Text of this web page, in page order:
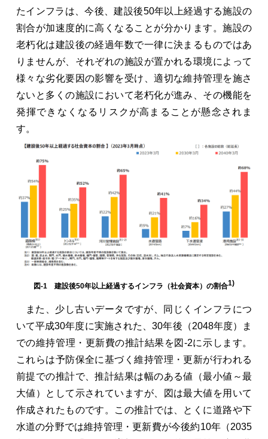
たインフラは、今後、建設後50年以上経過する施設の
割合が加速度的に高くなることが分かります。施設の
老朽化は建設後の経過年数で一律に決まるものではあ
りませんが、それぞれの施設が置かれる環境によって
様々な劣化要因の影響を受け、適切な維持管理を施さ
ないと多くの施設において老朽化が進み、その機能を
発揮できなくなるリスクが高まることが懸念されま
す。
図-1 建設後50年以上経過するインフラ（社会資本）の割合1)
また、少し古いデータですが、同じくインフラにつ
いて平成30年度に実施された、30年後（2048年度）ま
での維持管理・更新費の推計結果を図-2に示します。
これらは予防保全に基づく維持管理・更新が行われる
前提での推計で、推計結果は幅のある値（最小値～最
大値）として示されていますが、図は最大値を用いて
作成されたものです。この推計では、とくに道路や下
水道の分野では維持管理・更新費が今後約10年（2035